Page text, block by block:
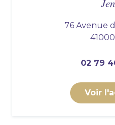
76 Avenue
02 79
Voir